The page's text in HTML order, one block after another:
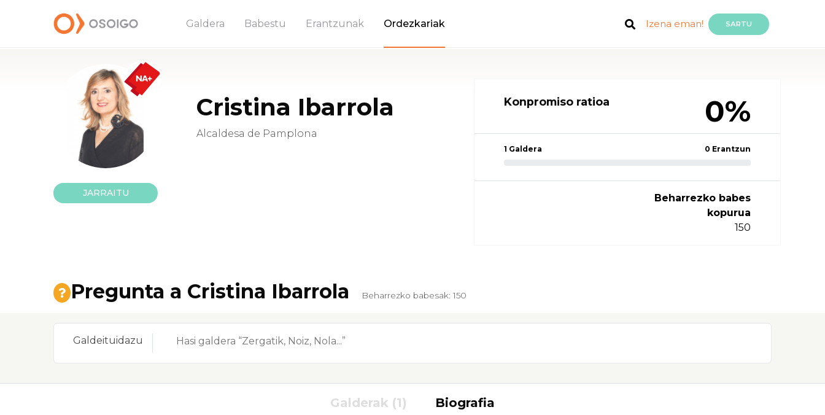
Galdera Babestu Erantzunak Ordezkariak Izena eman! SARTU
JARRAITU
Cristina Ibarrola
Alcaldesa de Pamplona
Konpromiso ratioa 0%
1 Galdera 0 Erantzun
Beharrezko babes
kopurua
150
Pregunta a Cristina Ibarrola Beharrezko babesak: 150
Galdeituidazu
Galderak (1) Biografia